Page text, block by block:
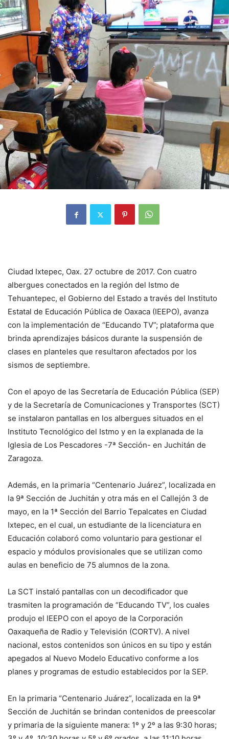
Ciudad Ixtepec, Oax. 27 octubre de 2017. Con cuatro
albergues conectados en la región del Istmo de
Tehuantepec, el Gobierno del Estado a través del Instituto
Estatal de Educación Pública de Oaxaca (IEEPO), avanza
con la implementación de “Educando TV”; plataforma que
brinda aprendizajes básicos durante la suspensión de
clases en planteles que resultaron afectados por los
sismos de septiembre.
Con el apoyo de las Secretaría de Educación Pública (SEP)
y de la Secretaría de Comunicaciones y Transportes (SCT)
se instalaron pantallas en los albergues situados en el
Instituto Tecnológico del Istmo y en la explanada de la
Iglesia de Los Pescadores -7ª Sección- en Juchitán de
Zaragoza.
Además, en la primaria “Centenario Juárez”, localizada en
la 9ª Sección de Juchitán y otra más en el Callejón 3 de
mayo, en la 1ª Sección del Barrio Tepalcates en Ciudad
Ixtepec, en el cual, un estudiante de la licenciatura en
Educación colaboró como voluntario para gestionar el
espacio y módulos provisionales que se utilizan como
aulas en beneficio de 75 alumnos de la zona.
La SCT instaló pantallas con un decodificador que
trasmiten la programación de “Educando TV”, los cuales
produjo el IEEPO con el apoyo de la Corporación
Oaxaqueña de Radio y Televisión (CORTV). A nivel
nacional, estos contenidos son únicos en su tipo y están
apegados al Nuevo Modelo Educativo conforme a los
planes y programas de estudio establecidos por la SEP.
En la primaria “Centenario Juárez”, localizada en la 9ª
Sección de Juchitán se brindan contenidos de preescolar
y primaria de la siguiente manera: 1º y 2º a las 9:30 horas;